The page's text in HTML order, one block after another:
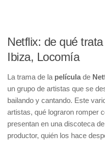
Netflix: de qué
Ibiza, Locomía
La trama de la película de
un grupo de artistas que se
bailando y cantando. Este
artistas, qué lograron romper
presentan en una discoteca
productor, quién los hace